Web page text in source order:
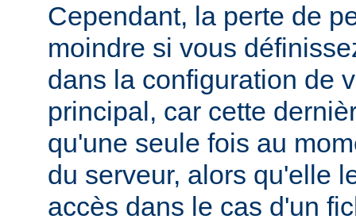
Cependant, la perte de
moindre si vous
dans la configuration de
principal, car cette
qu'une seule fois au
du serveur, alors qu'elle
accès dans le cas d'un